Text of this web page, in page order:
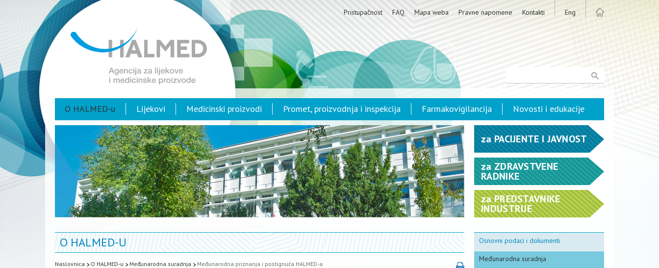
Pristupačnost FAQ Mapa weba Pravne napomene Kontakti Eng
O HALMED-u Lijekovi Medicinski proizvodi Promet, proizvodnja i inspekcija Farmakovigilancija Novosti i edukacije
O HALMED-U
Naslovnica O HALMED-u Međunarodna suradnja Međunarodna priznanja i postignuća HALMED-a
za PACIJENTE I JAVNOST
za ZDRAVSTVENE
RADNIKE
zaPREDSTAVNIKE
INDUSTRIJE
Osnovni podaci i dokumenti
Međunarodna suradnja